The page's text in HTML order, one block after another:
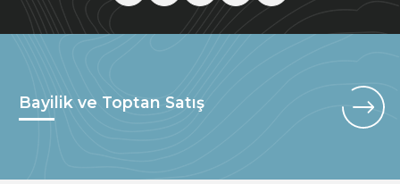
Bayilik ve Toptan Satış